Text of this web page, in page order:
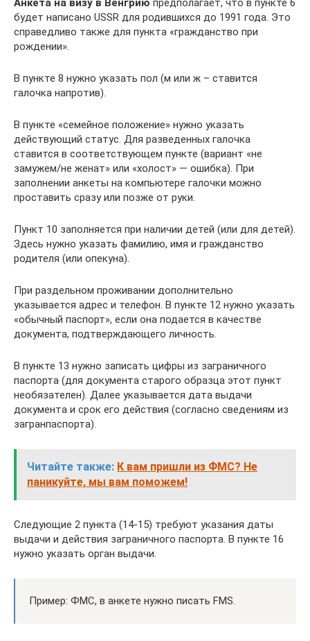
Анкета на визу в Венгрию предполагает, что в пункте 6
будет написано USSR для родившихся до 1991 года. Это
справедливо также для пункта «гражданство при
рождении».
В пункте 8 нужно указать пол (м или ж – ставится
галочка напротив).
В пункте «семейное положение» нужно указать
действующий статус. Для разведенных галочка
ставится в соответствующем пункте (вариант «не
замужем/не женат» или «холост» — ошибка). При
заполнении анкеты на компьютере галочки можно
проставить сразу или позже от руки.
Пункт 10 заполняется при наличии детей (или для детей).
Здесь нужно указать фамилию, имя и гражданство
родителя (или опекуна).
При раздельном проживании дополнительно
указывается адрес и телефон. В пункте 12 нужно указать
«обычный паспорт», если она подается в качестве
документа, подтверждающего личность.
В пункте 13 нужно записать цифры из заграничного
паспорта (для документа старого образца этот пункт
необязателен). Далее указывается дата выдачи
документа и срок его действия (согласно сведениям из
загранпаспорта).
Читайте также: К вам пришли из ФМС? Не
паникуйте, мы вам поможем!
Следующие 2 пункта (14-15) требуют указания даты
выдачи и действия заграничного паспорта. В пункте 16
нужно указать орган выдачи.
Пример: ФМС, в анкете нужно писать FMS.